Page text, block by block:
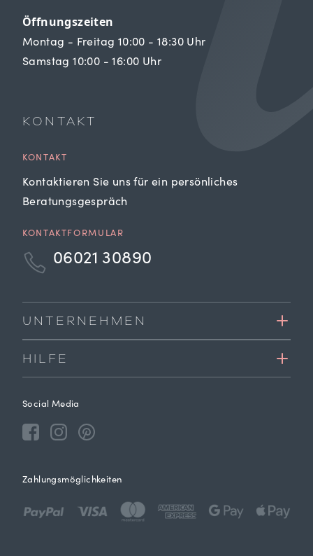
Öffnungszeiten
Montag - Freitag 10:00 - 18:30 Uhr
Samstag 10:00 - 16:00 Uhr
KONTAKT
KONTAKT
Kontaktieren Sie uns für ein persönliches
Beratungsgespräch
KONTAKTFORMULAR
06021 30890
UNTERNEHMEN
HILFE
Social Media
Zahlungsmöglichkeiten